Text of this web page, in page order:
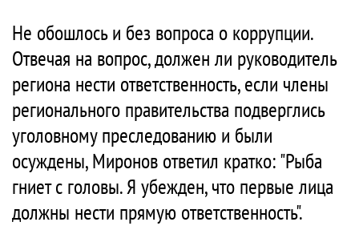
Не обошлось и без вопроса о коррупции.
Отвечая на вопрос, должен ли руководитель
региона нести ответственность, если члены
регионального правительства подверглись
уголовному преследованию и были
осуждены, Миронов ответил кратко: "Рыба
гниет с головы. Я убежден, что первые лица
должны нести прямую ответственность".